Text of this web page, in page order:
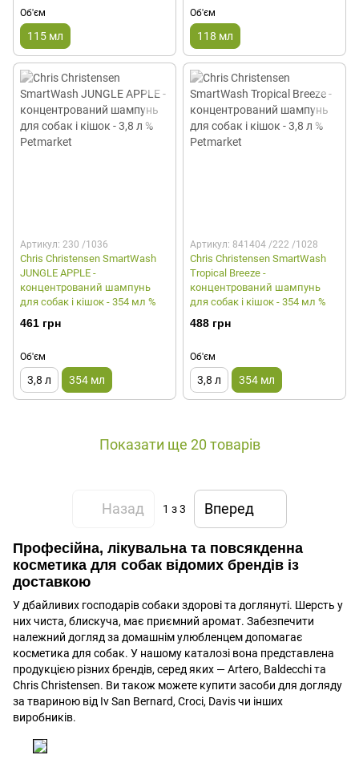
Об'єм
115 мл
Об'єм
118 мл
Артикул: 230 /1036
Chris Christensen SmartWash
JUNGLE APPLE -
концентрований шампунь
для собак і кішок - 354 мл %
461 грн
Об'єм
3,8 л 354 мл
Артикул: 841404 /222 /1028
Chris Christensen SmartWash
Tropical Breeze -
концентрований шампунь
для собак і кішок - 354 мл %
488 грн
Об'єм
3,8 л 354 мл
Показати ще 20 товарів
Назад 1 з 3 Вперед
Професійна, лікувальна та повсякденна
косметика для собак відомих брендів із
доставкою
У дбайливих господарів собаки здорові та доглянуті. Шерсть у
них чиста, блискуча, має приємний аромат. Забезпечити
належний догляд за домашнім улюбленцем допомагає
косметика для собак. У нашому каталозі вона представлена
продукцією різних брендів, серед яких — Artero, Baldecchi та
Chris Christensen. Ви також можете купити засоби для догляду
за твариною від Iv San Bernard, Croci, Davis чи інших
виробників.